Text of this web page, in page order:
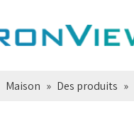
Maison » Des produits »